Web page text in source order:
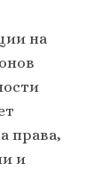
на
права,
и